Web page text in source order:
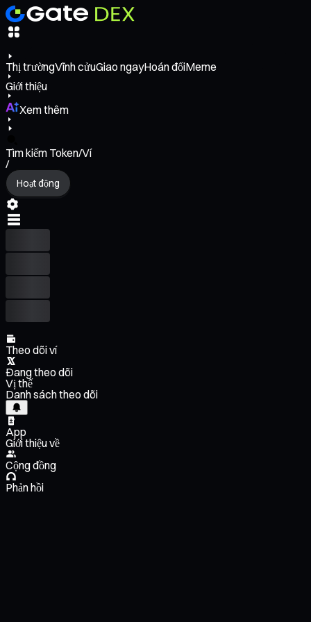
Thị trườngVĩnh cửuGiao ngayHoán đổiMeme
Giới thiệu
Xem thêm
Tìm kiếm Token/Ví
/
Hoạt động
Theo dõi ví
Đang theo dõi
Vị thế
Danh sách theo dõi
App
Giới thiệu về
Cộng đồng
Phản hồi